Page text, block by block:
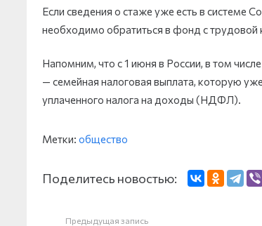
Если сведения о стаже уже есть в системе
необходимо обратиться в фонд с
Напомним, что с 1 июня в России, в том
— семейная налоговая выплата, которую
уплаченного налога на доходы (НДФЛ).
Метки: общество
Поделитесь новостью:
Предыдущая запись